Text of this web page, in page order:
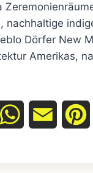
nachhaltige
Dörfer New
Amerikas,